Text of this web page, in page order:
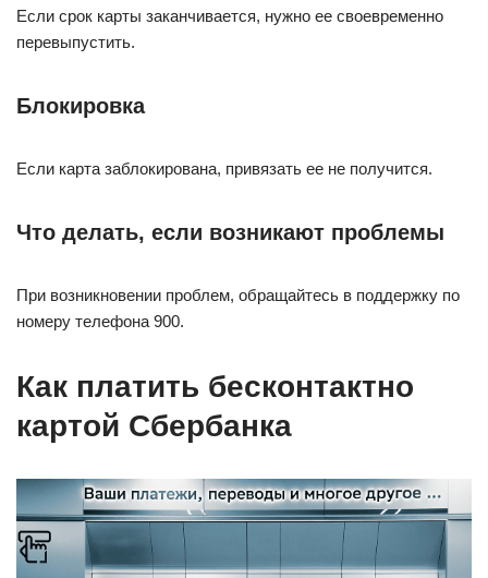
Если срок карты заканчивается, нужно ее своевременно
перевыпустить.
Блокировка
Если карта заблокирована, привязать ее не получится.
Что делать, если возникают проблемы
При возникновении проблем, обращайтесь в поддержку по
номеру телефона 900.
Как платить бесконтактно
картой Сбербанка